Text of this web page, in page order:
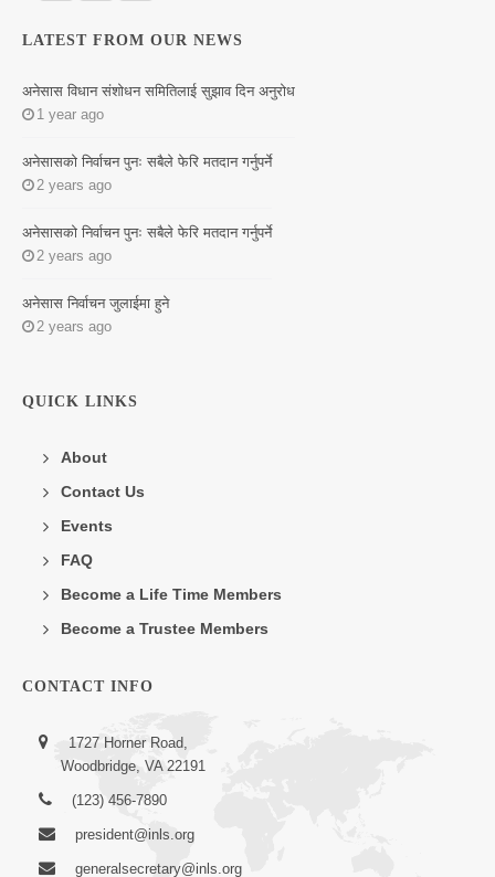
LATEST FROM OUR NEWS
अनेसास विधान संशोधन समितिलाई सुझाव दिन अनुरोध
1 year ago
अनेसासको निर्वाचन पुनः सबैले फेरि मतदान गर्नुपर्ने
2 years ago
अनेसासको निर्वाचन पुनः सबैले फेरि मतदान गर्नुपर्ने
2 years ago
अनेसास निर्वाचन जुलाईमा हुने
2 years ago
QUICK LINKS
About
Contact Us
Events
FAQ
Become a Life Time Members
Become a Trustee Members
CONTACT INFO
1727 Horner Road,
Woodbridge, VA 22191
(123) 456-7890
president@inls.org
generalsecretary@inls.org